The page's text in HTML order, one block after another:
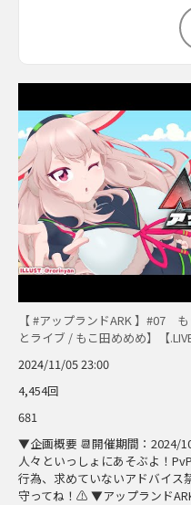
【 #アップランドARK 】#07
とライブ / もこ田めめめ】【
2024/11/05 23:00
4,454回
681
▼企画概要 📆開催期間：2024/
人々といっしょにあそぶよ！
行為、求めていないアドバイス
守ってね！⚠️ ▼アップランド